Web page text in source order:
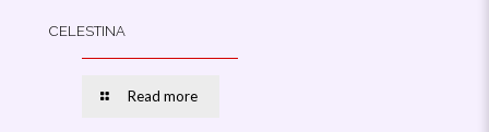
CELESTINA
Read more